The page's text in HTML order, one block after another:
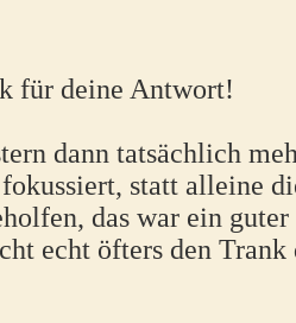
für deine Antwort!
dann tatsächlich
statt alleine
das war ein
echt öfters den Trank